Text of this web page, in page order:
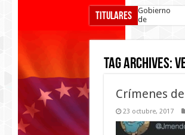
Titulares
Gobierno
de
Venezuela
firmó
por la
convivencia
Tag Archives:
Crímenes
23 octubre, 2017